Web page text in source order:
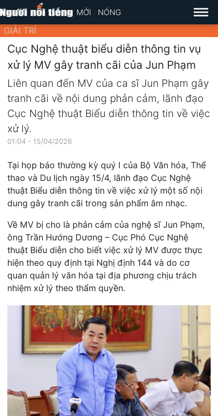
MỚI NÓNG
GIẢI TRÍ
Cục Nghệ thuật biểu diễn thông tin vụ
xử lý MV gây tranh cãi của Jun Phạm
Liên quan đến MV của ca sĩ Jun Phạm gây
tranh cãi về nội dung phản cảm, lãnh đạo
Cục Nghệ thuật Biểu diễn thông tin về việc
xử lý.
01:04 - 15/04/2026
Tại họp báo thường kỳ quý I của Bộ Văn hóa, Thể
thao và Du lịch ngày 15/4, lãnh đạo Cục Nghệ
thuật Biểu diễn thông tin về việc xử lý một số nội
dung gây tranh cãi trong sản phẩm âm nhạc.
Về MV bị cho là phản cảm của nghệ sĩ Jun Phạm,
ông Trần Hướng Dương – Cục Phó Cục Nghệ
thuật Biểu diễn cho biết việc xử lý MV được thực
hiện theo quy định tại Nghị định 144 và do cơ
quan quản lý văn hóa tại địa phương chịu trách
nhiệm xử lý theo thẩm quyền.